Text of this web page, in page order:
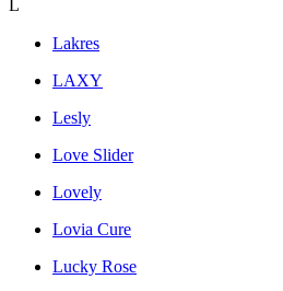
L
Lakres
LAXY
Lesly
Love Slider
Lovely
Lovia Cure
Lucky Rose